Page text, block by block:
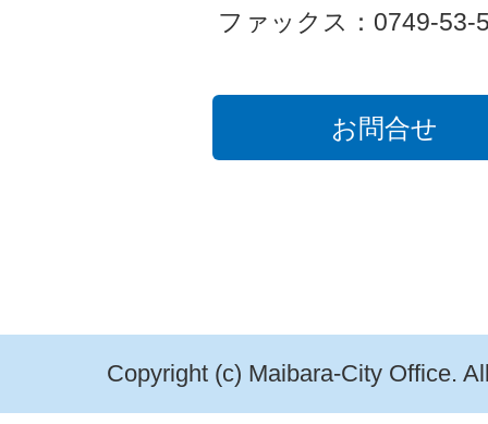
ファックス：0749-53-
お問合せ
Copyright (c) Maibara-City Office.